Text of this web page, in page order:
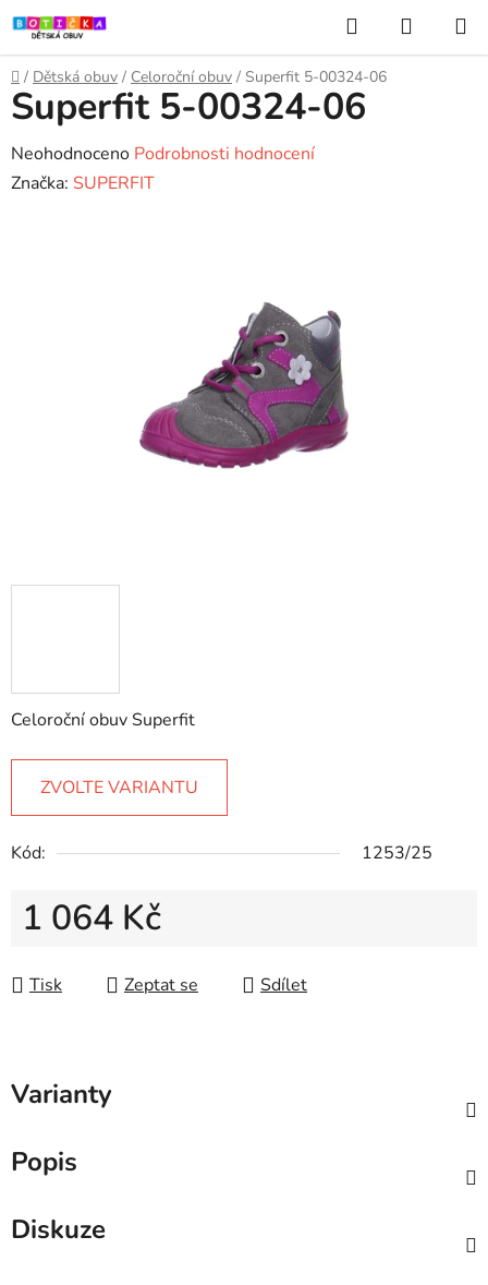
Přejít
na
obsah
Hledat
KOŠÍK
Domů
/ Dětská obuv / Celoroční obuv / Superfit 5-00324-06
Celoroční obuv Superfit
ZVOLTE VARIANTU
Kód: 1253/25
1 064 Kč
Tisk
Zeptat se Sdílet
Superfit 5-00324-06
Průměrné
hodnocení
Neohodnoceno Podrobnosti hodnocení
Značka: SUPERFIT
Varianty
Popis
Diskuze